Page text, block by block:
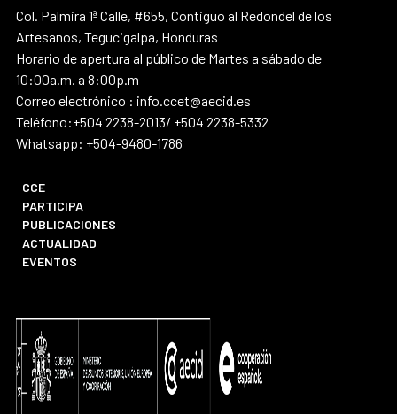
Col. Palmira 1ª Calle, #655, Contiguo al Redondel de los
Artesanos, Tegucigalpa, Honduras
Horario de apertura al público de Martes a sábado de
10:00a.m. a 8:00p.m
Correo electrónico : info.ccet@aecid.es
Teléfono:+504 2238-2013/ +504 2238-5332
Whatsapp: +504-9480-1786
CCE
PARTICIPA
PUBLICACIONES
ACTUALIDAD
EVENTOS